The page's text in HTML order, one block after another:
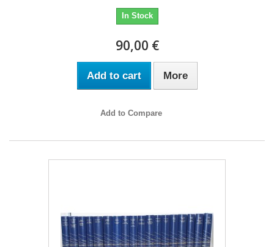
In Stock
90,00 €
Add to cart More
Add to Compare